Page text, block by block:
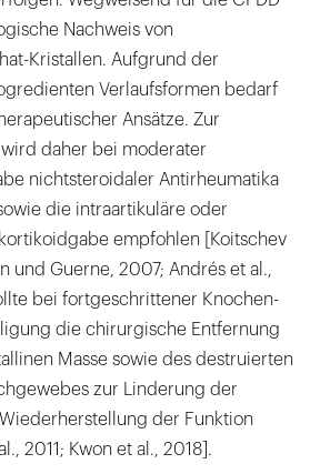
Nachweis von
Kristallen. Aufgrund der
Verlaufsformen bedarf
Ansätze. Zur
daher bei moderater
nichtsteroidaler Antirheumatika
die intraartikuläre oder
empfohlen [Koitschev
und Guerne, 2007; Andrés et al.,
bei fortgeschrittener Knochen-
die chirurgische Entfernung
Masse sowie des destruierten
zur Linderung der
der Funktion
2011; Kwon et al., 2018].